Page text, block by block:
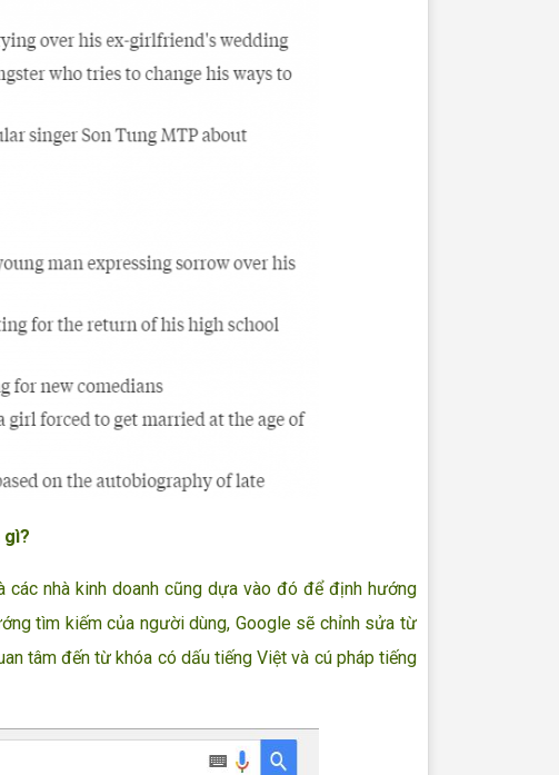
gì?
nhà kinh doanh cũng dựa vào đó để định hướng
tìm kiếm của người dùng, Google sẽ chỉnh sửa từ
tâm đến từ khóa có dấu tiếng Việt và cú pháp tiếng